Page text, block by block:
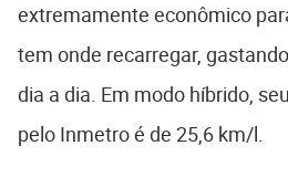
extremamente econômico
tem onde recarregar,
dia a dia. Em modo híbrido,
pelo Inmetro é de 25,6 km/l.